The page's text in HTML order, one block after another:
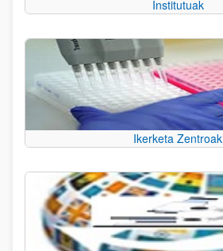
Institutuak
Ikerketa Zentroak